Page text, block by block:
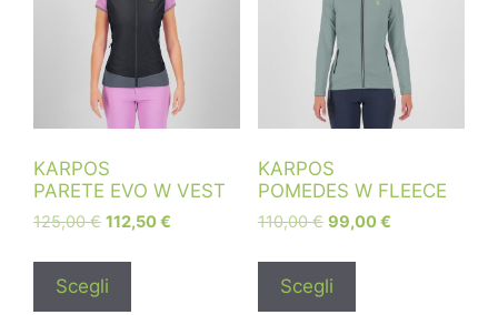
KARPOS
PARETE EVO W VEST
125,00€ 112,50€
Scegli
KARPOS
POMEDES W FLEECE
110,00€ 99,00€
Scegli